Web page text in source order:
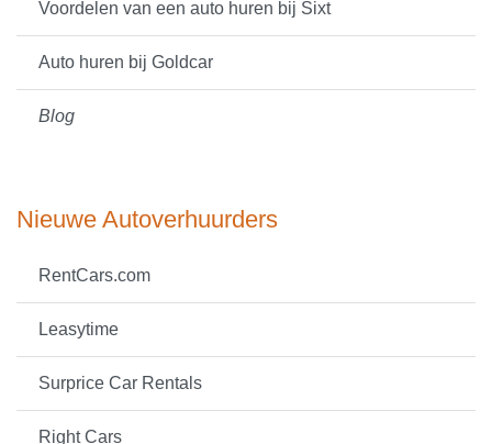
Voordelen van een auto huren bij Sixt
Auto huren bij Goldcar
Blog
Nieuwe Autoverhuurders
RentCars.com
Leasytime
Surprice Car Rentals
Right Cars